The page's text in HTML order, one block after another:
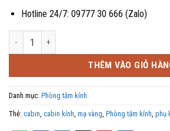
Hotline 24/7: 09777 30 666 (Zalo)
Cabin tắm kính phụ kiện mạ vàng AVSING số
THÊM VÀO GIỎ
Danh mục: Phòng tắm kính
Thẻ: cabin, cabin kính, mạ vàng, Phòng tắm kính, phụ